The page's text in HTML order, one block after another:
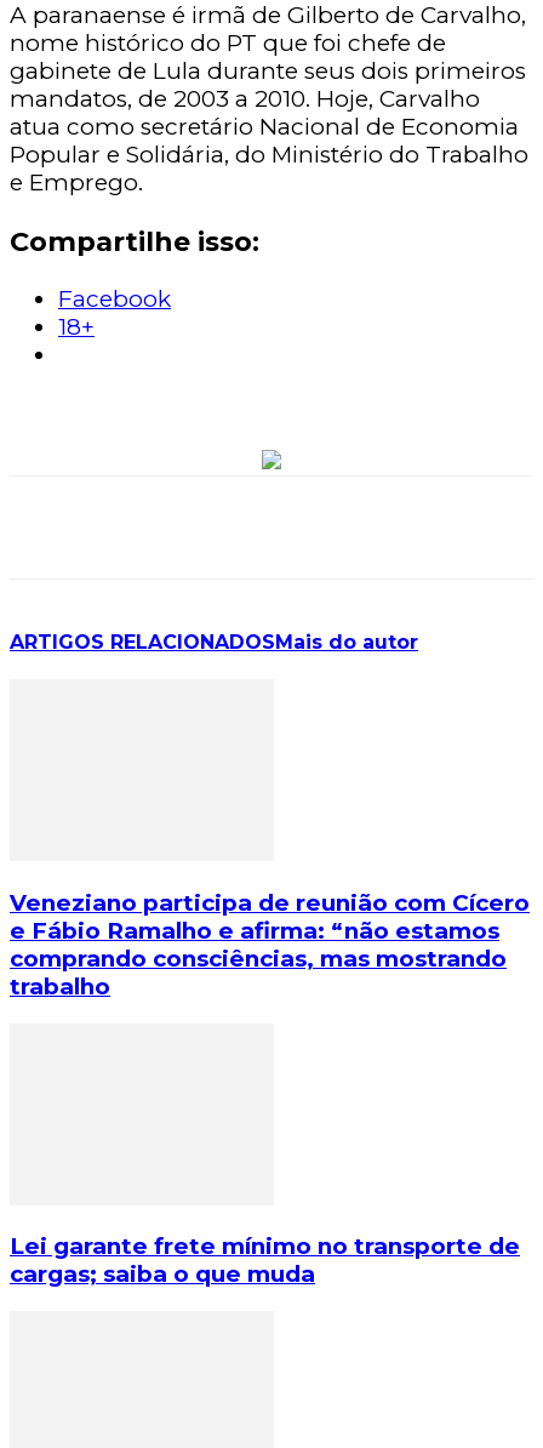
A paranaense é irmã de Gilberto de Carvalho,
nome histórico do PT que foi chefe de
gabinete de Lula durante seus dois primeiros
mandatos, de 2003 a 2010. Hoje, Carvalho
atua como secretário Nacional de Economia
Popular e Solidária, do Ministério do Trabalho
e Emprego.
Compartilhe isso:
Facebook
18+
ARTIGOS RELACIONADOSMais do autor
Veneziano participa de reunião com Cícero
e Fábio Ramalho e afirma: “não estamos
comprando consciências, mas mostrando
trabalho
Lei garante frete mínimo no transporte de
cargas; saiba o que muda